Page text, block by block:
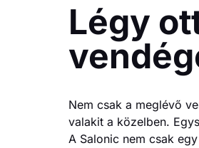
Légy
Nem csak a meglévő
valakit a közelben.
A Salonic nem csak